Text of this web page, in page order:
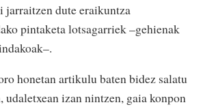
dute eraikuntza
pintaketa lotsagarriek –gehienak
honetan artikulu baten bidez salatu
udaletxean izan nintzen, gaia konpon